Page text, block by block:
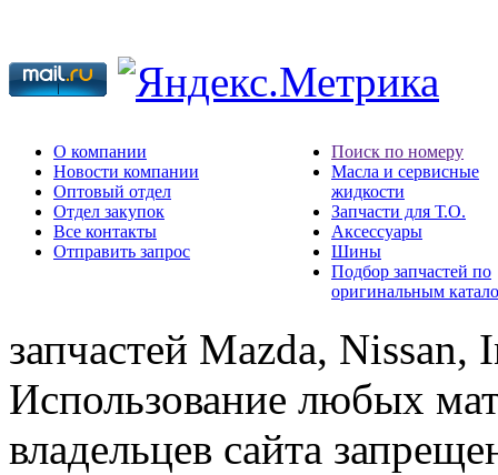
О компании
Новости компании
Оптовый отдел
Отдел закупок
Все контакты
Отправить запрос
Поиск по номеру
Масла и сервисные
жидкости
Запчасти для Т.О.
Аксессуары
Шины
Подбор запчастей по
оригинальным
запчастей Mazda,
Использование любых
владельцев сайта